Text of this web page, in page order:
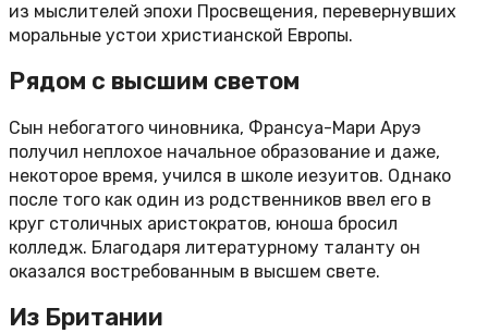
из мыслителей эпохи Просвещения, перевернувших
моральные устои христианской Европы.
Рядом с высшим светом
Сын небогатого чиновника, Франсуа-Мари Аруэ
получил неплохое начальное образование и даже,
некоторое время, учился в школе иезуитов. Однако
после того как один из родственников ввел его в
круг столичных аристократов, юноша бросил
колледж. Благодаря литературному таланту он
оказался востребованным в высшем свете.
Из Британии